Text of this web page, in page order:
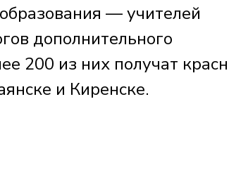
— учителей
дополнительного
200 из них получат
и Киренске.